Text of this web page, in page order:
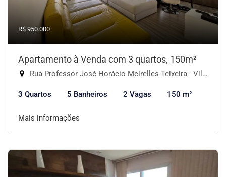
R$ 950.000
Apartamento à Venda com 3 quartos, 150m²
Rua Professor José Horácio Meirelles Teixeira - Vila Suzana, São Paulo-SP
3 Quartos 5 Banheiros 2 Vagas 150 m²
Mais informações